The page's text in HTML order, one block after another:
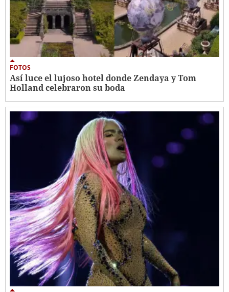
FOTOS
Así luce el lujoso hotel donde Zendaya y Tom
Holland celebraron su boda